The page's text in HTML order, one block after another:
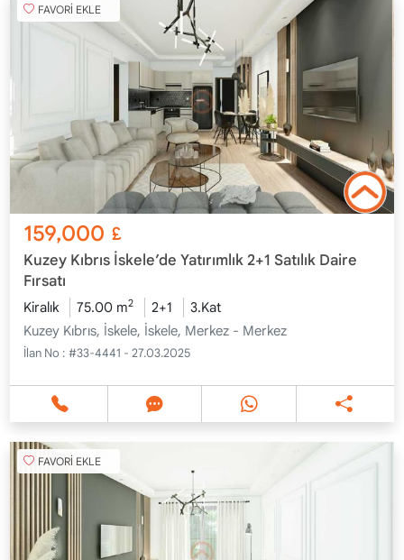
FAVORİ EKLE
159,000 £
Kuzey Kıbrıs İskele’de Yatırımlık 2+1 Satılık Daire
Fırsatı
Kiralık 75.00 m2 2+1
3.Kat
Kuzey Kıbrıs, İskele, İskele, Merkez - Merkez
İlan No : #33-4441 - 27.03.2025
FAVORİ EKLE